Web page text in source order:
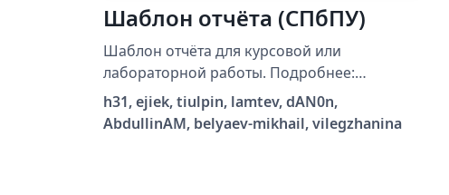
Шаблон отчёта (СПбПУ)
Шаблон отчёта для курсовой или
лабораторной работы. Подробнее:
https://github.com/tiulpin/report-template
h31, ejiek, tiulpin, lamtev, dAN0n,
AbdullinAM, belyaev-mikhail, vilegzhanina